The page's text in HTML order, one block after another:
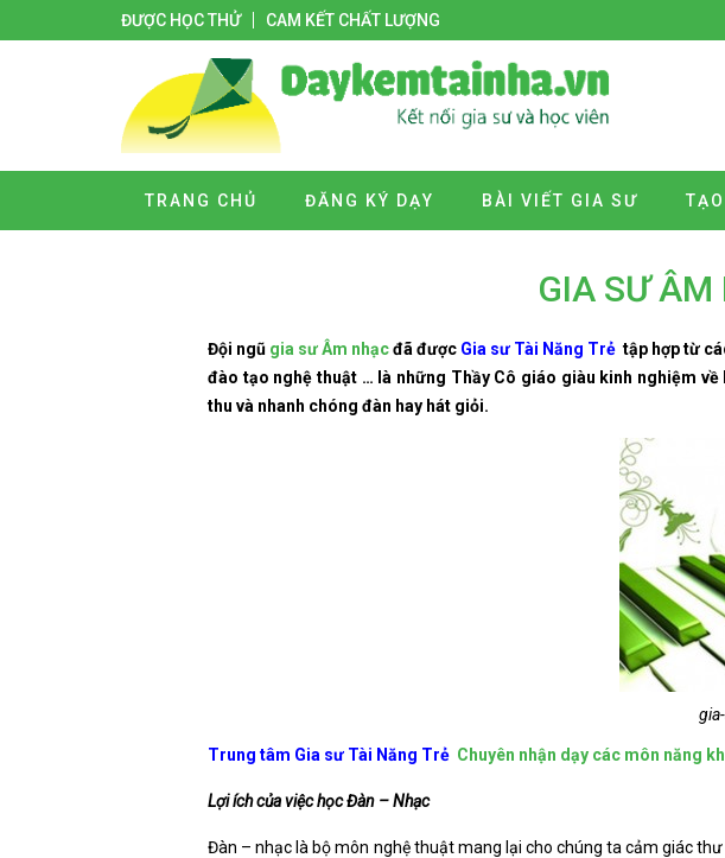
ĐƯỢC HỌC THỬ CAM KẾT CHẤT LƯỢNG
TRANG CHỦ ĐĂNG KÝ DẠY BÀI VIẾT GIA SƯ
GIA SƯ ÂM
Đội ngũ gia sư Âm nhạcđã được Gia sư Tài Năng Trẻ tập hợp từ
đào tạo nghệ thuật … là những Thầy Cô giáo giàu kinh nghiệm
thu và nhanh chóng đàn hay hát giỏi.
Trung tâm Gia sư Tài Năng Trẻ Chuyên nhận dạy các môn năng
Lợi ích của việc học Đàn – Nhạc
Đàn – nhạc là bộ môn nghệ thuật mang lại cho chúng ta cảm giác